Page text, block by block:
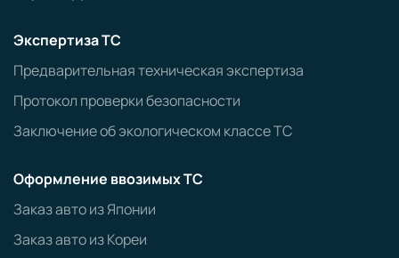
Экспертиза ТС
Предварительная техническая экспертиза
Протокол проверки безопасности
Заключение об экологическом классе ТС
Оформление ввозимых ТС
Заказ авто из Японии
Заказ авто из Кореи